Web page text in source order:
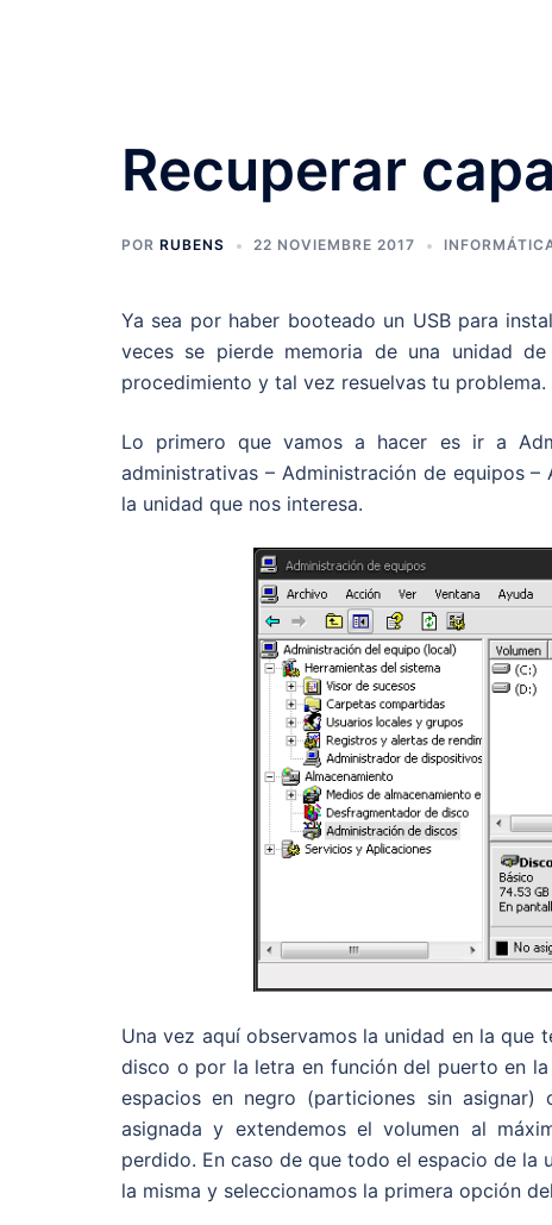
Recuperar
POR RUBENS 22 NOVIEMBRE 2017
Ya sea por haber booteado un USB para
veces se pierde memoria de una unidad
procedimiento y tal vez resuelvas tu problema.
Lo primero que vamos a hacer es ir a
administrativas – Administración de equipos
la unidad que nos interesa.
Una vez aquí observamos la unidad en la
disco o por la letra en función del puerto en
espacios en negro (particiones sin
asignada y extendemos el volumen al
perdido. En caso de que todo el espacio de la
la misma y seleccionamos la primera opción